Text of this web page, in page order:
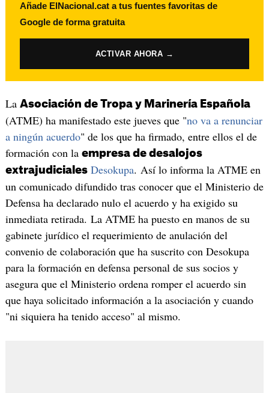
Añade ElNacional.cat a tus fuentes favoritas de
Google de forma gratuita
ACTIVAR AHORA →
La Asociación de Tropa y Marinería Española
(ATME) ha manifestado este jueves que "no va a renunciar
a ningún acuerdo" de los que ha firmado, entre ellos el de
formación con la empresa de desalojos
extrajudiciales Desokupa. Así lo informa la ATME en
un comunicado difundido tras conocer que el Ministerio de
Defensa ha declarado nulo el acuerdo y ha exigido su
inmediata retirada. La ATME ha puesto en manos de su
gabinete jurídico el requerimiento de anulación del
convenio de colaboración que ha suscrito con Desokupa
para la formación en defensa personal de sus socios y
asegura que el Ministerio ordena romper el acuerdo sin
que haya solicitado información a la asociación y cuando
"ni siquiera ha tenido acceso" al mismo.